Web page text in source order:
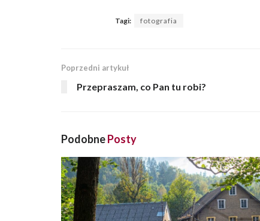
Tagi: fotografia
Poprzedni artykuł
Przepraszam, co Pan tu robi?
PodobnePosty